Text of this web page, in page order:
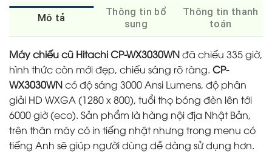
Mô tả
Thông tin bổ
sung
Thông tin thanh
toán
Máy chiếu cũ Hitachi CP-WX3030WNđã chiếu 335 giờ,
hình thức còn mới đẹp, chiếu sáng rõ ràng. CP-
WX3030WNcó độ sáng 3000 Ansi Lumens, độ phân
giải HD WXGA (1280 x 800), tuổi thọ bóng đèn lên tới
6000 giờ (eco). Sản phẩm là hàng nội địa Nhật Bản,
trên thân máy có in tiếng nhật nhưng trong menu có
tiếng Anh sẽ giúp người dùng dễ dàng sử dụng hơn.